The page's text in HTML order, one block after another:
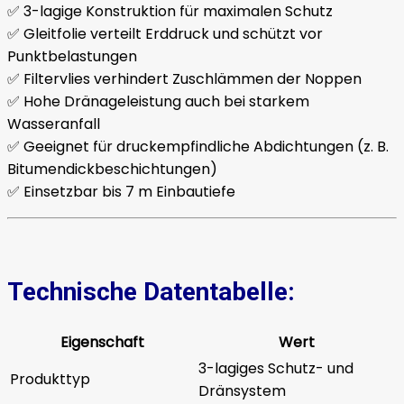
✅ 3-lagige Konstruktion für maximalen Schutz
✅ Gleitfolie verteilt Erddruck und schützt vor
Punktbelastungen
✅ Filtervlies verhindert Zuschlämmen der Noppen
✅ Hohe Dränageleistung auch bei starkem
Wasseranfall
✅ Geeignet für druckempfindliche Abdichtungen (z. B.
Bitumendickbeschichtungen)
✅ Einsetzbar bis 7 m Einbautiefe
Technische Datentabelle:
Eigenschaft
Wert
Produkttyp
3-lagiges Schutz- und
Dränsystem